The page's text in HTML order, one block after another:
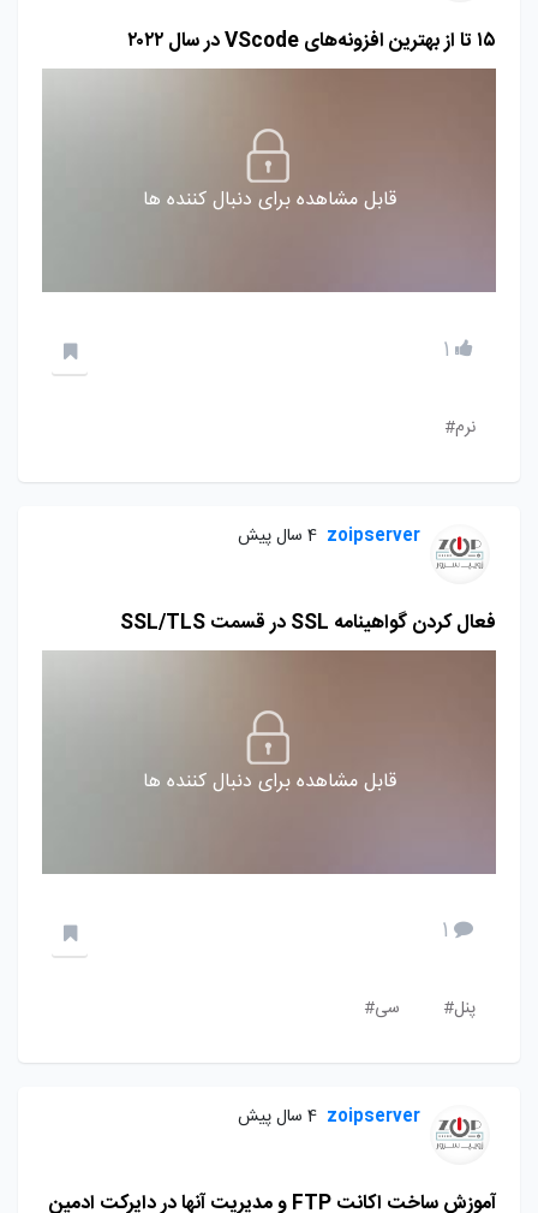
۱۵ تا از بهترین افزونه‌های VScode در سال ۲۰۲۲
قابل مشاهده برای دنبال کننده ها
1
نرم#
zoipserver 4 سال پیش
فعال کردن گواهینامه SSL در قسمت SSL/TLS
قابل مشاهده برای دنبال کننده ها
1
پنل# سی#
zoipserver 4 سال پیش
آموزش ساخت اکانت FTP و مدیریت آنها در دایرکت ادمین